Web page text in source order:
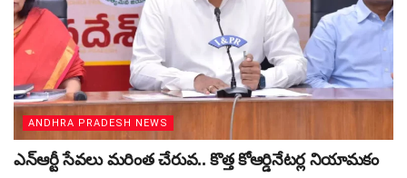
ANDHRA PRADESH NEWS
ఎన్ఆర్టీ సేవలు మరింత చేరువ.. కొత్త కోఆర్డినేటర్ల నియామకం